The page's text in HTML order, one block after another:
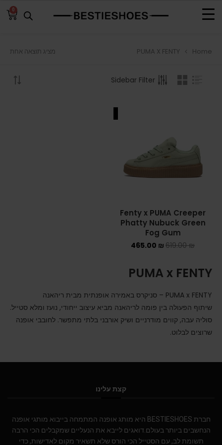
0
BROWSE
ADIDAS FORUM
ADIDAS SL 72
ADIDAS SPEZIAL
AIR JORDAN 1 HIGH
AIR JORDAN 1 LOW
ASICS
ASICS EX-89
Home
PUMA X FENTY מציג תוצאה אחת
Sidebar Filter
Fenty x PUMA Creeper
Phatty Nubuck Green
Fog Gum
619.00₪
465.00 ₪
PUMA x FENTY
PUMA x FENTY – סניקרס באמירה אופנתית מבית ריהאנה
שיתוף הפעולה בין פומה לריהאנה מביא עיצוב ייחודי, נועז ומלא סטייל.
סוליה עבה, קווים מודרניים ושיק אורבני בלתי מתפשר. לחובבי אופנה
שרוצים לבלוט.
קצת עלינו
חברת BESTIESHOES היא מותג אופנה המתמחה בייבוא מותגי אופנה
הנחשבים ביותר בעולם.דואגים לייבא את הנעליים שמקבלים הכי הרבה
תשומת לב, עם הסטייל הכי הורס שלא תשאיר מקום לאדישות, כדי